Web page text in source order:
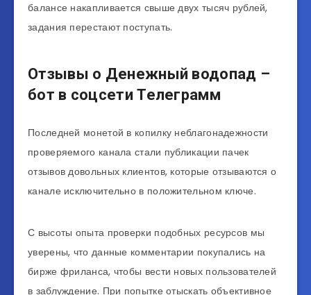
балансе накапливается свыше двух тысяч рублей,
задания перестают поступать.
Отзывы о Денежный водопад –
бот в соцсети Телеграмм
Последней монетой в копилку неблагонадежности
проверяемого канала стали публикации пачек
отзывов довольных клиентов, которые отзываются о
канале исключительно в положительном ключе.
С высоты опыта проверки подобных ресурсов мы
уверены, что данные комментарии покупались на
бирже фриланса, чтобы вести новых пользователей
в заблуждение. При попытке отыскать объективное